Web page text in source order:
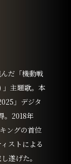
だ「機動戦
主題歌。本
」デジタ
。2018年
ングの首位
ストによる
遂げた。